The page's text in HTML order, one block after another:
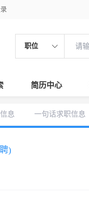
职位
简历中心
息 一句话求职信息
)